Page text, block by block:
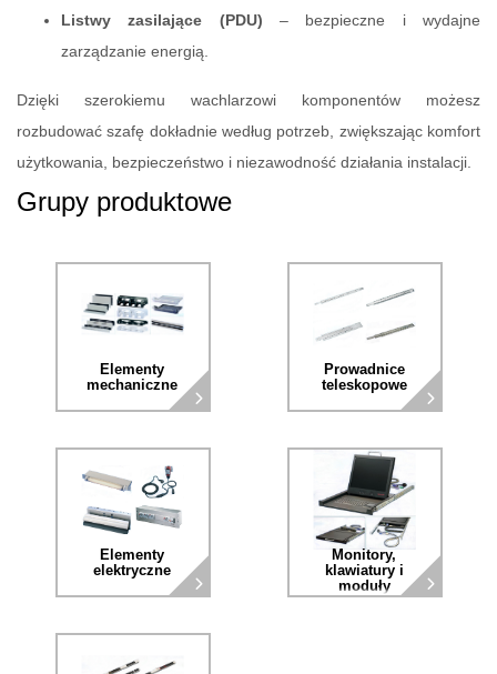
Listwy zasilające (PDU) – bezpieczne i wydajne
zarządzanie energią.
Dzięki szerokiemu wachlarzowi komponentów możesz
rozbudować szafę dokładnie według potrzeb, zwiększając komfort
użytkowania, bezpieczeństwo i niezawodność działania instalacji.
Grupy produktowe
Elementy
mechaniczne
Prowadnice
teleskopowe
Elementy
elektryczne
Monitory,
klawiatury i
moduły
zarządzania